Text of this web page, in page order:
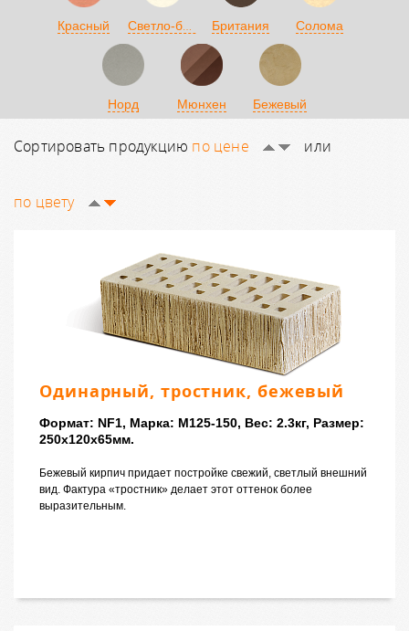
Красный Светло-бежевый Британия Солома
Норд Мюнхен Бежевый
Сортировать продукцию по цене или
по цвету
Одинарный, тростник, бежевый
Формат: NF1, Марка: M125-150, Вес: 2.3кг, Размер:
250x120x65мм.
Бежевый кирпич придает постройке свежий, светлый внешний
вид. Фактура «тростник» делает этот оттенок более
выразительным.